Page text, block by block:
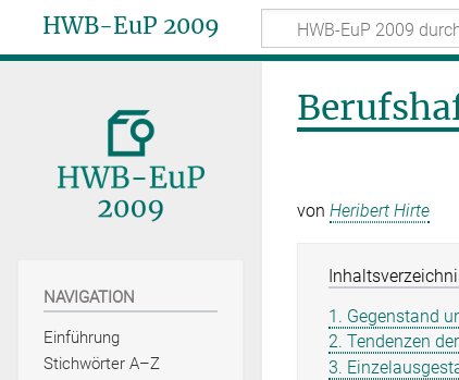
HWB-EuP 2009
von Heribert Hirte
1. Gegenstand
2. Tendenzen
3.
NAVIGATION
Einführung
Stichwörter A–Z